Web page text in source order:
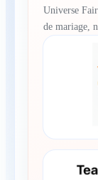
Universe
de mariage,